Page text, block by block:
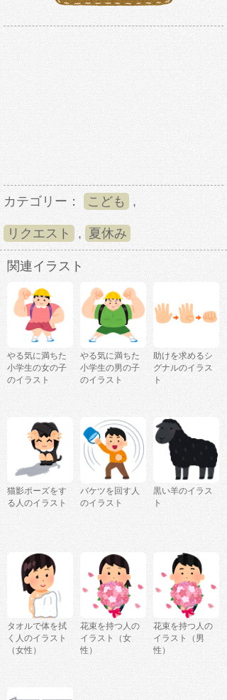
カテゴリー： こども ,
リクエスト , 夏休み
関連イラスト
やる気に満ちた
小学生の女の子
のイラスト
やる気に満ちた
小学生の男の子
のイラスト
助けを求めるシ
グナルのイラス
ト
猫影ポーズをす
る人のイラスト
バケツを回す人
のイラスト
黒い羊のイラス
ト
タオルで体を拭
く人のイラスト
（女性）
花束を持つ人の
イラスト（女
性）
花束を持つ人の
イラスト（男
性）